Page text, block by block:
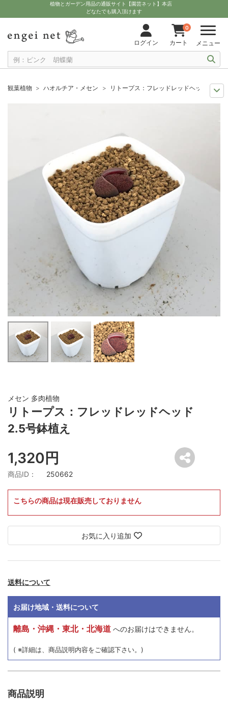
植物とガーデン用品の通販サイト【園芸ネット】本店
どなたでも購入頂けます
ログイン
0
カート メニュー
観葉植物 ハオルチア・メセン
リトープス：フレッドレッドヘッド 2.5
リトープス：フレッドレッドヘッド
メセン 多肉植物
リトープス：フレッドレッドヘッド
2.5号鉢植え
1,320円
商品ID： 250662
こちらの商品は現在販売しておりません
お気に入り追加
送料について
お届け地域・送料について
離島・沖縄・東北・北海道 へのお届けはできません。
( ※詳細は、商品説明内容をご確認下さい。)
商品説明